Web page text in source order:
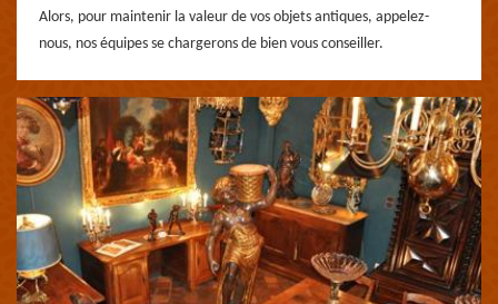
Alors, pour maintenir la valeur de vos objets antiques, appelez-
nous, nos équipes se chargerons de bien vous conseiller.